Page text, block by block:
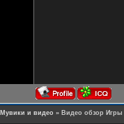
Мувики и видео » Видео обзор Игры